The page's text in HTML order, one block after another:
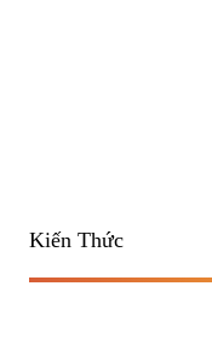
Kiến Thức